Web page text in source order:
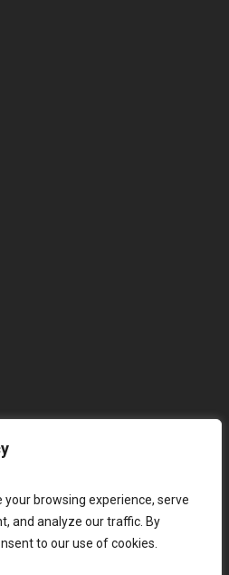
your browsing experience, serve
and analyze our traffic. By
to our use of cookies.